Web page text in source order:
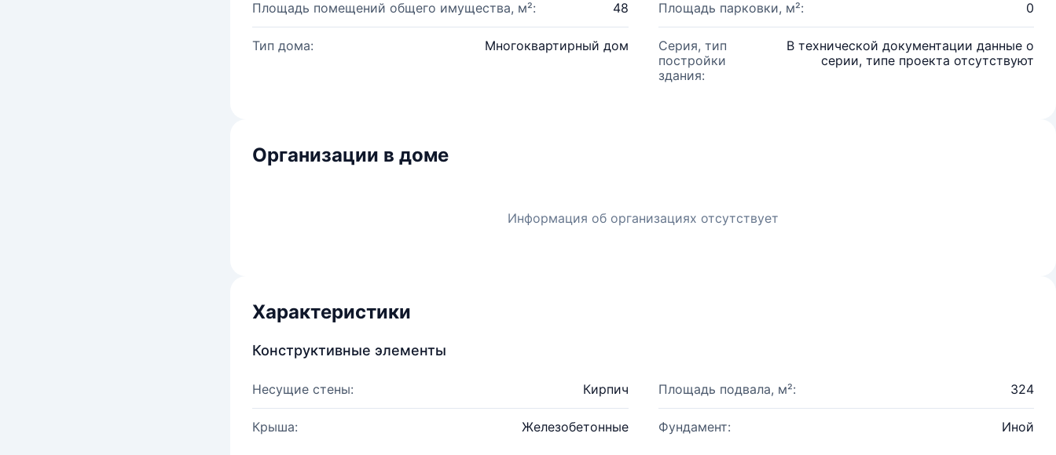
Площадь помещений общего имущества, м²: 48 Площадь парковки, м²: 0
Тип дома: Многоквартирный дом
Серия, тип
постройки
здания:
В технической документации данные о
серии, типе проекта отсутствуют
Организации в доме
Информация об организациях отсутствует
Характеристики
Конструктивные элементы
Несущие стены: Кирпич Площадь подвала, м²: 324
Крыша: Железобетонные Фундамент: Иной